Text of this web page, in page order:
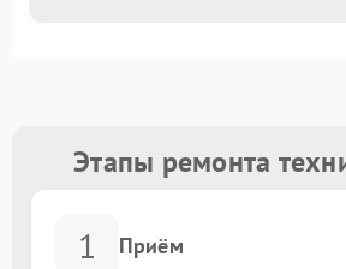
Этапы ремонта
1 Приём